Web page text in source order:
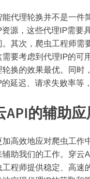
能代理轮换并不是一件
资源，这些代理IP需要
。其次，爬虫工程师需
需要考虑到代理IP的可
轮换的效果最优。同时
的延迟、请求失败率等
API的辅助应
加高效地应对爬虫工作
辅助我们的工作。穿云
工程师提供稳定、高速